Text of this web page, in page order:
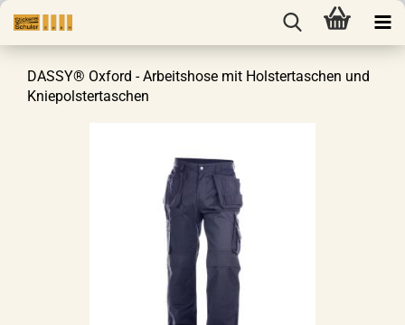
DASSY® Oxford - Arbeitshose mit Holstertaschen und
Kniepolstertaschen